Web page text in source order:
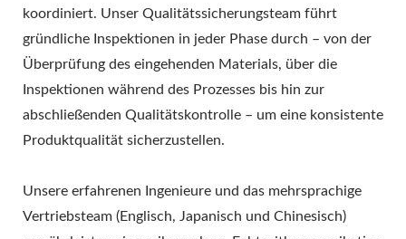
koordiniert. Unser Qualitätssicherungsteam führt
gründliche Inspektionen in jeder Phase durch – von der
Überprüfung des eingehenden Materials, über die
Inspektionen während des Prozesses bis hin zur
abschließenden Qualitätskontrolle – um eine konsistente
Produktqualität sicherzustellen.
Unsere erfahrenen Ingenieure und das mehrsprachige
Vertriebsteam (Englisch, Japanisch und Chinesisch)